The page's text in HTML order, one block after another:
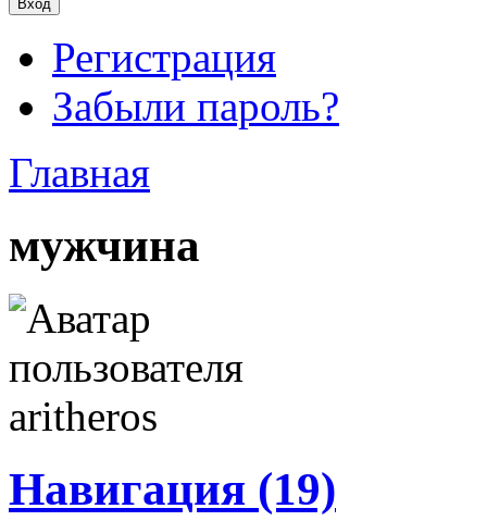
Регистрация
Забыли пароль?
Главная
мужчина
Навигация (19)